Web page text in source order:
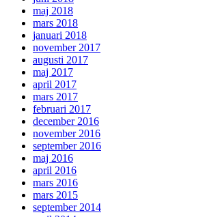
maj 2018
mars 2018
januari 2018
november 2017
augusti 2017
maj 2017
april 2017
mars 2017
februari 2017
december 2016
november 2016
september 2016
maj 2016
april 2016
mars 2016
mars 2015
september 2014